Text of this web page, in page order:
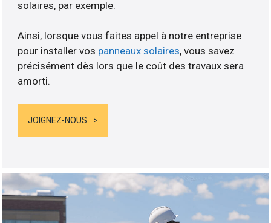
solaires, par exemple.
Ainsi, lorsque vous faites appel à notre entreprise
pour installer vos panneaux solaires, vous savez
précisément dès lors que le coût des travaux sera
amorti.
JOIGNEZ-NOUS